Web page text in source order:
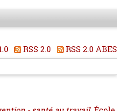
RSS 2.0
RSS 2.0 ABES